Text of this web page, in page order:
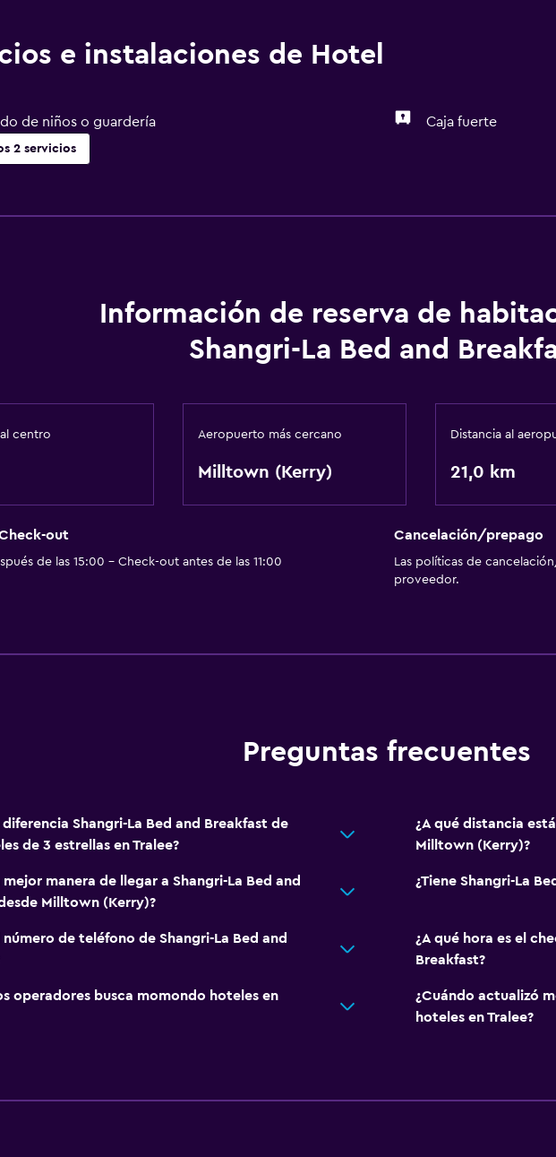
e instalaciones de Hotel
de niños o guardería Caja fuerte
2 servicios
Cuidado de niños o
Información de reserva de
Shangri-La Bed and
centro Aeropuerto más cercano
Milltown (Kerry)
Distancia al
21,0 km
out
de las 15:00 - Check-out antes de las 11:00
Cancelación/prepago
Las políticas de
proveedor.
Preguntas frecuentes
diferencia Shangri-La Bed and Breakfast de
de 3 estrellas en Tralee?
¿A qué distancia
Milltown (Kerry)?
mejor manera de llegar a Shangri-La Bed and
Milltown (Kerry)?
¿Tiene Shangri-La
número de teléfono de Shangri-La Bed and
¿A qué hora es el
Breakfast?
operadores busca momondo hoteles en
¿Cuándo actualizó
hoteles en Tralee?